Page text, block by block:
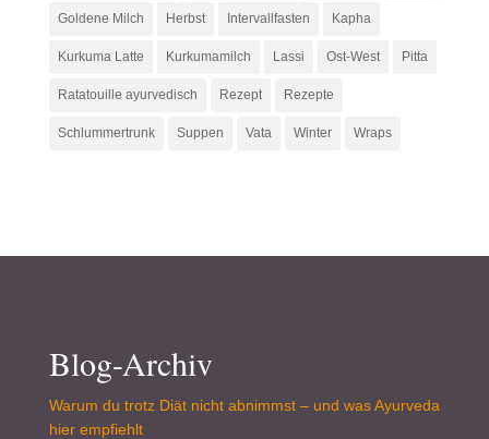
Goldene Milch Herbst Intervallfasten Kapha
Kurkuma Latte Kurkumamilch Lassi Ost-West Pitta
Ratatouille ayurvedisch Rezept Rezepte
Schlummertrunk Suppen Vata Winter Wraps
Blog-Archiv
Warum du trotz Diät nicht abnimmst – und was Ayurveda
hier empfiehlt